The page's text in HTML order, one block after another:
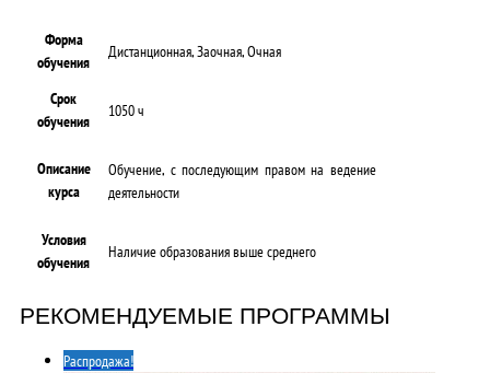
Форма
обучения
Дистанционная, Заочная, Очная
Срок
обучения
1050 ч
Описание
курса
Обучение, с последующим правом на ведение
деятельности
Условия
обучения
Наличие образования выше среднего
РЕКОМЕНДУЕМЫЕ ПРОГРАММЫ
Распродажа!